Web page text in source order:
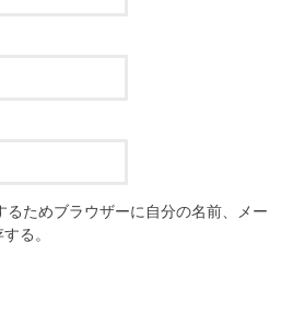
るためブラウザーに自分の名前、メー
る。